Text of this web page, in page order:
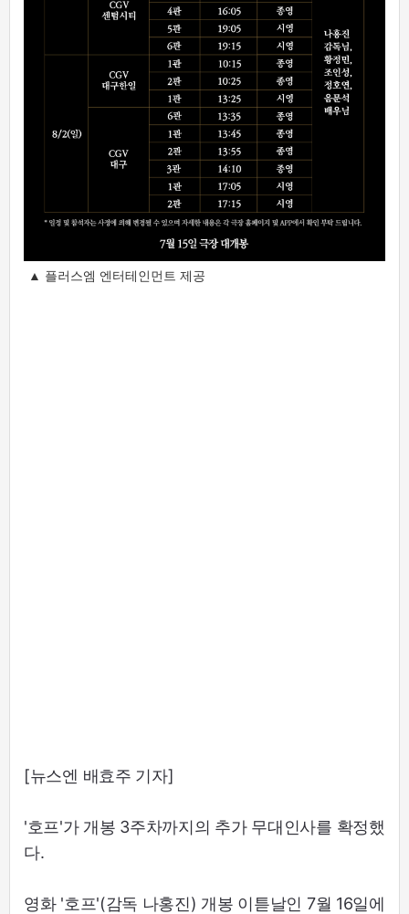
▲ 플러스엠 엔터테인먼트 제공
[뉴스엔 배효주 기자]
'호프'가 개봉 3주차까지의 추가 무대인사를 확정했
다.
영화 '호프'(감독 나홍진) 개봉 이튿날인 7월 16일에